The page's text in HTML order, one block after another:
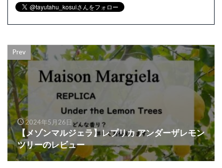
Prev
2024年5月26日
【メゾンマルジェラ】レプリカ アンダーザレモン
ツリーのレビュー